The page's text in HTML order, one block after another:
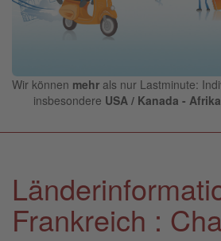
Wir können mehr als nur Lastminute:
insbesondere USA / Kanada -
Frankreich :